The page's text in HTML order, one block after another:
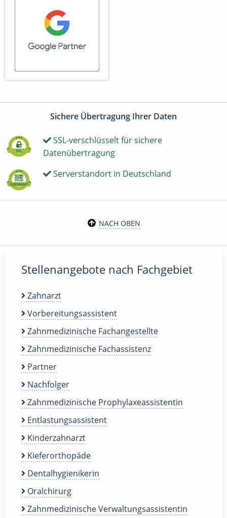
Sichere Übertragung Ihrer Daten
SSL-verschlüsselt für sichere
Datenübertragung
Serverstandort in Deutschland
NACH OBEN
Stellenangebote nach Fachgebiet
Zahnarzt
Vorbereitungsassistent
Zahnmedizinische Fachangestellte
Zahnmedizinische Fachassistenz
Partner
Nachfolger
Zahnmedizinische Prophylaxeassistentin
Entlastungsassistent
Kinderzahnarzt
Kieferorthopäde
Dentalhygienikerin
Oralchirurg
Zahnmedizinische Verwaltungsassistentin